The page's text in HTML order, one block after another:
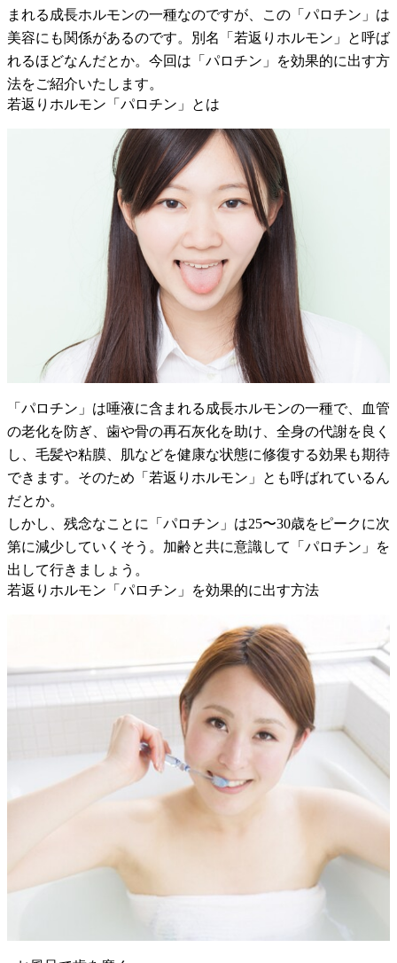
まれる成長ホルモンの一種なのですが、この「パロチン」は
美容にも関係があるのです。別名「若返りホルモン」と呼ば
れるほどなんだとか。今回は「パロチン」を効果的に出す方
法をご紹介いたします。
若返りホルモン「パロチン」とは
「パロチン」は唾液に含まれる成長ホルモンの一種で、血管
の老化を防ぎ、歯や骨の再石灰化を助け、全身の代謝を良く
し、毛髪や粘膜、肌などを健康な状態に修復する効果も期待
できます。そのため「若返りホルモン」とも呼ばれているん
だとか。
しかし、残念なことに「パロチン」は25〜30歳をピークに次
第に減少していくそう。加齢と共に意識して「パロチン」を
出して行きましょう。
若返りホルモン「パロチン」を効果的に出す方法